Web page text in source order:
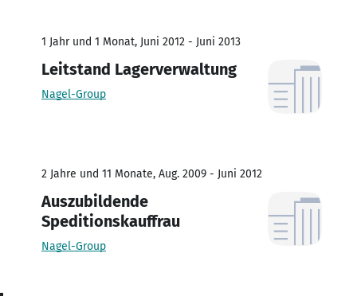
1 Jahr und 1 Monat, Juni 2012 - Juni 2013
Leitstand Lagerverwaltung
Nagel-Group
2 Jahre und 11 Monate, Aug. 2009 - Juni 2012
Auszubildende
Speditionskauffrau
Nagel-Group